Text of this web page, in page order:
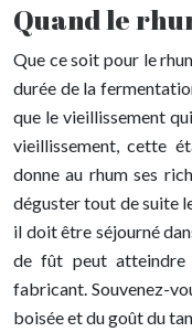
Quand le
Que ce soit pour le
durée de la
que le vieillissement
vieillissement, cette
donne au rhum ses
déguster tout de suite
il doit être séjourné
de fût peut atteindre
fabricant. Souvenez-
boisée et du goût du